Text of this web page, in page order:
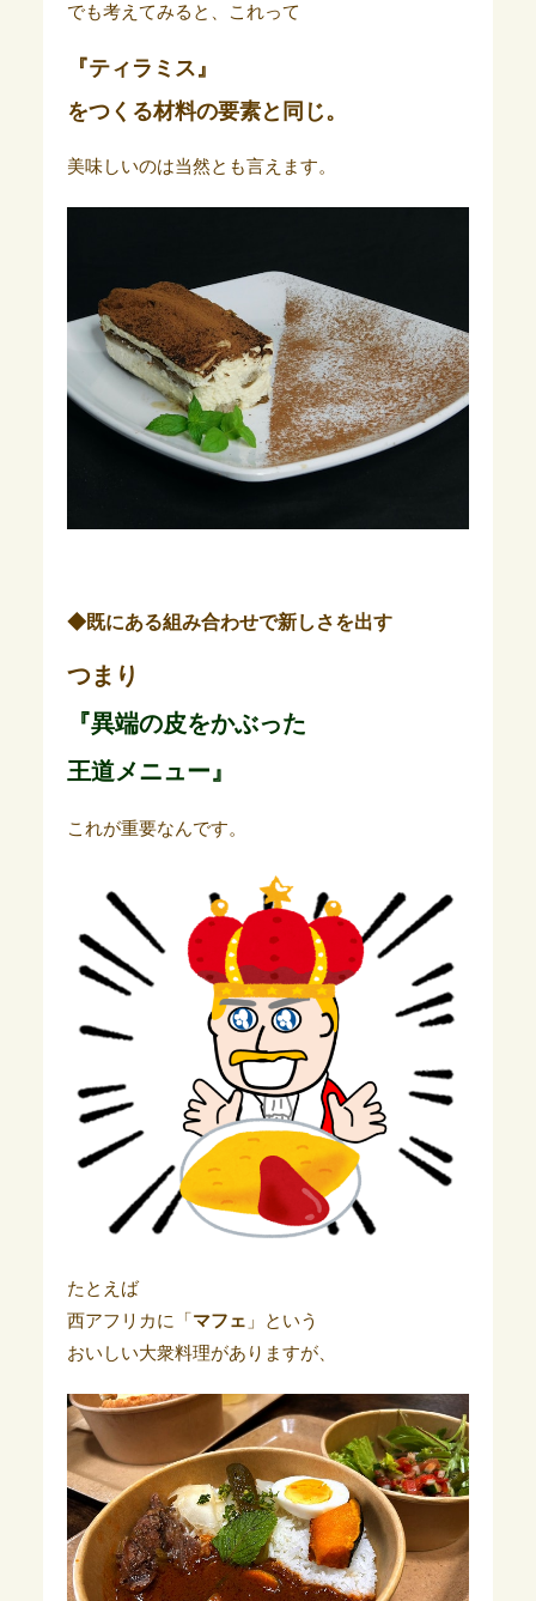
でも考えてみると、これって
『ティラミス』
をつくる材料の要素と同じ。
美味しいのは当然とも言えます。
◆既にある組み合わせで新しさを出す
つまり
『異端の皮をかぶった
王道メニュー』
これが重要なんです。
たとえば
西アフリカに「 マフェ 」という
おいしい大衆料理がありますが、